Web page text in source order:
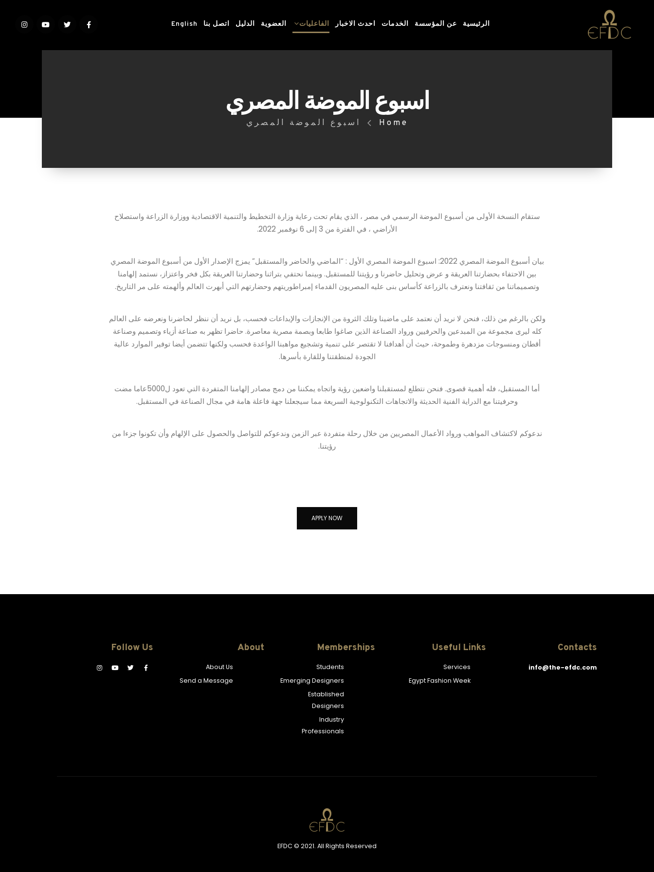
الرئيسية عن المؤسسة الخدمات احدث الاخبار الفاعليات العضوية الدليل اتصل بنا English
اسبوع الموضة المصري
Home اسبوع الموضة المصري
ستقام النسخة الأولى من أسبوع الموضة الرسمي في مصر ، الذي يقام تحت رعاية وزارة التخطيط والتنمية الاقتصادية ووزارة الزراعة واستصلاح
الأراضي ، في الفترة من 3 إلى 6 نوفمبر 2022.
بيان أسبوع الموضة المصري 2022: اسبوع الموضة المصري الأول : “الماضي والحاضر والمستقبل” يمزج الإصدار الأول من أسبوع الموضة المصري
بين الاحتفاء بحضارتنا العريقة و عرض وتحليل حاضرنا و رؤيتنا للمستقبل. وبينما نحتفي بتراثنا وحضارتنا العريقة بكل فخر واعتزاز، نستمد إلهامنا
وتصميماتنا من ثقافتنا ونعترف بالزراعة كأساس بنى عليه المصريون القدماء إمبراطوريتهم وحضارتهم التي أبهرت العالم وألهمته على مر التاريخ.
ولكن بالرغم من ذلك، فنحن لا نريد أن نعتمد على ماضينا وتلك الثروة من الإنجازات والإبداعات فحسب، بل نريد أن ننظر لحاضرنا ونعرضه على العالم
كله ليرى مجموعة من المبدعين والحرفيين ورواد الصناعة الذين صاغوا طابعا وبصمة مصرية معاصرة. حاضرا تظهر به صناعة أزياء وتصميم وصناعة
أقطان ومنسوجات مزدهرة وطموحة، حيث أن أهدافنا لا تقتصر على تنمية وتشجيع مواهبنا الواعدة فحسب ولكنها تتضمن أيضا توفير الموارد عالية
الجودة لمنطقتنا وللقارة بأسرها.
أما المستقبل، فله أهمية قصوى. فنحن نتطلع لمستقبلنا واضعين رؤية واتجاه يمكننا من دمج مصادر إلهامنا المتفردة التي تعود ل5000عاما مضت
وحرفيتنا مع الدراية الفنية الحديثة والاتجاهات التكنولوجية السريعة مما سيجعلنا جهة فاعلة هامة في مجال الصناعة في المستقبل.
ندعوكم لاكتشاف المواهب ورواد الأعمال المصريين من خلال رحلة متفردة عبر الزمن وندعوكم للتواصل والحصول على الإلهام وأن تكونوا جزءا من
رؤيتنا.
APPLY NOW
Contacts
info@the-efdc.com
Useful Links
Services
Egypt Fashion Week
Memberships
Students
Emerging Designers
Established
Designers
Industry
Professionals
About
About Us
Send a Message
Follow Us
EFDC © 2021. All Rights Reserved